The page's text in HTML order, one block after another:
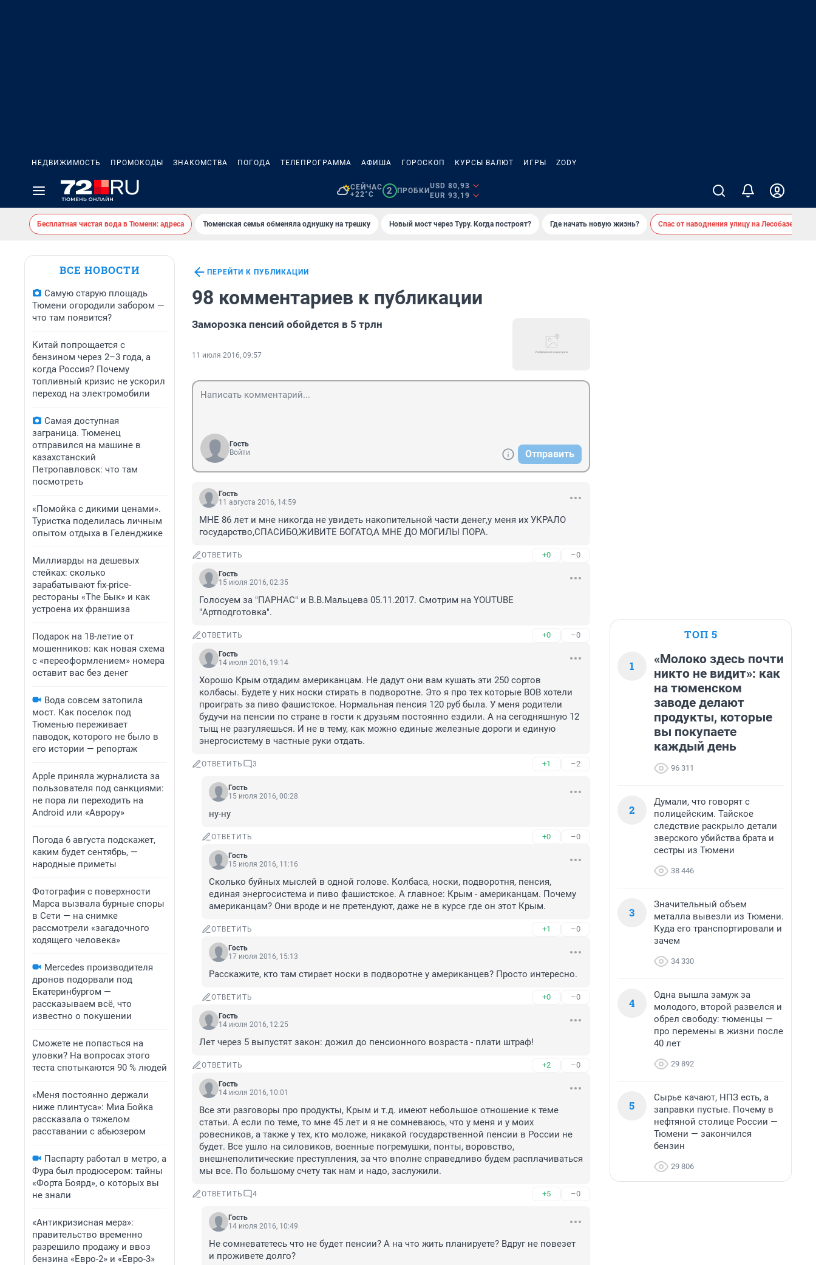
НЕДВИЖИМОСТЬ ПРОМОКОДЫ ЗНАКОМСТВА ПОГОДА ТЕЛЕПРОГРАММА АФИША ГОРОСКОП КУРСЫ ВАЛЮТ ИГРЫ ZODY
СЕЙЧАС
+22°C
2 ПРОБКИ
USD 80,93
EUR 93,19
Бесплатная чистая вода в Тюмени: адреса Тюменская семья обменяла однушку на трешку Новый мост через Туру. Когда построят? Где начать новую жизнь? Спас от наводнения улицу на Лесобазе
ВСЕ НОВОСТИ
Самую старую площадь
Тюмени огородили забором —
что там появится?
Китай попрощается с
бензином через 2–3 года, а
когда Россия? Почему
топливный кризис не ускорил
переход на электромобили
Самая доступная
заграница. Тюменец
отправился на машине в
казахстанский
Петропавловск: что там
посмотреть
«Помойка с дикими ценами».
Туристка поделилась личным
опытом отдыха в Геленджике
Миллиарды на дешевых
стейках: сколько
зарабатывают fix-price-
рестораны «The Бык» и как
устроена их франшиза
Подарок на 18-летие от
мошенников: как новая схема
с «переоформлением» номера
оставит вас без денег
Вода совсем затопила
мост. Как поселок под
Тюменью переживает
паводок, которого не было в
его истории — репортаж
Apple приняла журналиста за
пользователя под санкциями:
не пора ли переходить на
Android или «Аврору»
Погода 6 августа подскажет,
каким будет сентябрь, —
народные приметы
Фотография с поверхности
Марса вызвала бурные споры
в Сети — на снимке
рассмотрели «загадочного
ходящего человека»
Mercedes производителя
дронов подорвали под
Екатеринбургом —
рассказываем всё, что
известно о покушении
Сможете не попасться на
уловки? На вопросах этого
теста спотыкаются 90 % людей
«Меня постоянно держали
ниже плинтуса»: Миа Бойка
рассказала о тяжелом
расставании с абьюзером
Паспарту работал в метро, а
Фура был продюсером: тайны
«Форта Боярд», о которых вы
не знали
«Антикризисная мера»:
правительство временно
разрешило продажу и ввоз
бензина «Евро-2» и «Евро-3»
ПЕРЕЙТИ К ПУБЛИКАЦИИ
98 комментариев к публикации
Заморозка пенсий обойдется в 5 трлн
11 июля 2016, 09:57
Гость
Войти
Отправить
Гость
11 августа 2016, 14:59
МНЕ 86 лет и мне никогда не увидеть накопительной части денег,у меня их УКРАЛО
государство,СПАСИБО,ЖИВИТЕ БОГАТО,А МНЕ ДО МОГИЛЫ ПОРА.
ОТВЕТИТЬ +0 –0
Гость
15 июля 2016, 02:35
Голосуем за "ПАРНАС" и В.В.Мальцева 05.11.2017. Смотрим на YOUTUBE
"Артподготовка".
ОТВЕТИТЬ +0 –0
Гость
14 июля 2016, 19:14
Хорошо Крым отдадим американцам. Не дадут они вам кушать эти 250 сортов
колбасы. Будете у них носки стирать в подворотне. Это я про тех которые ВОВ хотели
проиграть за пиво фашистское. Нормальная пенсия 120 руб была. У меня родители
будучи на пенсии по стране в гости к друзьям постоянно ездили. А на сегодняшную 12
тыщ не разгуляешься. И не в тему, как можно единые железные дороги и единую
энергосистему в частные руки отдать.
ОТВЕТИТЬ 3 +1 –2
Гость
15 июля 2016, 00:28
ну-ну
ОТВЕТИТЬ +0 –0
Гость
15 июля 2016, 11:16
Сколько буйных мыслей в одной голове. Колбаса, носки, подворотня, пенсия,
единая энергосистема и пиво фашистское. А главное: Крым - американцам. Почему
американцам? Они вроде и не претендуют, даже не в курсе где он этот Крым.
ОТВЕТИТЬ +1 –0
Гость
17 июля 2016, 15:13
Расскажите, кто там стирает носки в подворотне у американцев? Просто интересно.
ОТВЕТИТЬ +0 –0
Гость
14 июля 2016, 12:25
Лет через 5 выпустят закон: дожил до пенсионного возраста - плати штраф!
ОТВЕТИТЬ +2 –0
Гость
14 июля 2016, 10:01
Все эти разговоры про продукты, Крым и т.д. имеют небольшое отношение к теме
статьи. А если по теме, то мне 45 лет и я не сомневаюсь, что у меня и у моих
ровесников, а также у тех, кто моложе, никакой государственной пенсии в России не
будет. Все ушло на силовиков, военные погремушки, понты, воровство,
внешнеполитические преступления, за что вполне справедливо будем расплачиваться
мы все. По большому счету так нам и надо, заслужили.
ОТВЕТИТЬ 4 +5 –0
Гость
14 июля 2016, 10:49
Не сомневатетесь что не будет пенсии? А на что жить планируете? Вдруг не повезет
и проживете долго?
ТОП 5
1
«Молоко здесь почти
никто не видит»: как
на тюменском
заводе делают
продукты, которые
вы покупаете
каждый день
96 311
2
Думали, что говорят с
полицейским. Тайское
следствие раскрыло детали
зверского убийства брата и
сестры из Тюмени
38 446
3
Значительный объем
металла вывезли из Тюмени.
Куда его транспортировали и
зачем
34 330
4
Одна вышла замуж за
молодого, второй развелся и
обрел свободу: тюменцы —
про перемены в жизни после
40 лет
29 892
5
Сырье качают, НПЗ есть, а
заправки пустые. Почему в
нефтяной столице России —
Тюмени — закончился
бензин
29 806